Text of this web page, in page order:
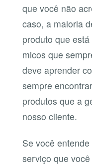
que você não
caso, a maioria
produto que
micos que
deve aprender
sempre
produtos que a
nosso cliente.
Se você
serviço que